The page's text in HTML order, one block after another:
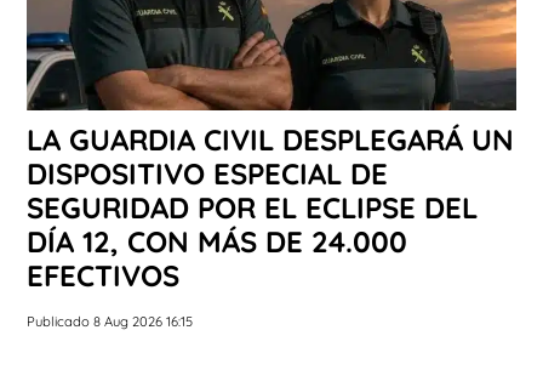
LA GUARDIA CIVIL DESPLEGARÁ UN
DISPOSITIVO ESPECIAL DE
SEGURIDAD POR EL ECLIPSE DEL
DÍA 12, CON MÁS DE 24.000
EFECTIVOS
Publicado 8 Aug 2026 16:15